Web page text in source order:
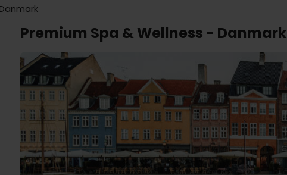
Danmark
Premium Spa & Wellness - Danmark